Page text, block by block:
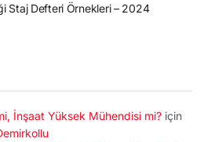
Staj Defteri Örnekleri – 2024
İnşaat Yüksek Mühendisi mi? için